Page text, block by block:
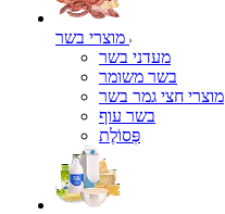
מעדני בשר
בשר משומר
מוצרי חצי גמר בשר
בשר עוף
פְּסוֹלֶת